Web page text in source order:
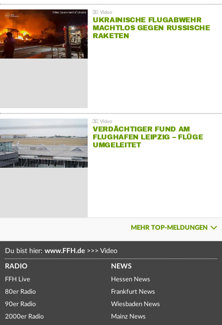
UKRAINISCHE FLUGABWEHR
MACHTLOS GEGEN RUSSISCHE
RAKETEN
VERDÄCHTIGER FUND AM
FLUGHAFEN LEIPZIG – FLÜGE
UMGELEITET
MEHR TOP-MELDUNGEN
Du bist hier: www.FFH.de >>> Video
RADIO
FFH Live
80er Radio
90er Radio
2000er Radio
NEWS
Hessen News
Frankfurt News
Wiesbaden News
Mainz News